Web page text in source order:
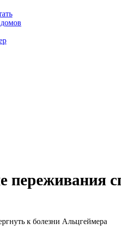
переживания
к болезни Альцгеймера